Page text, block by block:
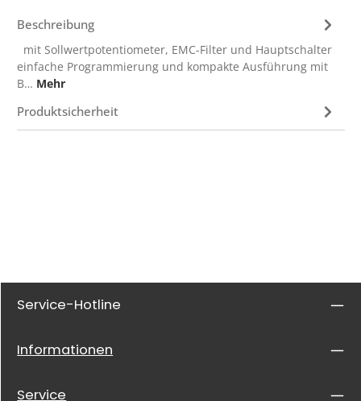
Beschreibung
mit Sollwertpotentiometer, EMC-Filter und Hauptschalter
einfache Programmierung und kompakte Ausführung mit
B… Mehr
Produktsicherheit
Service-Hotline
Informationen
Service